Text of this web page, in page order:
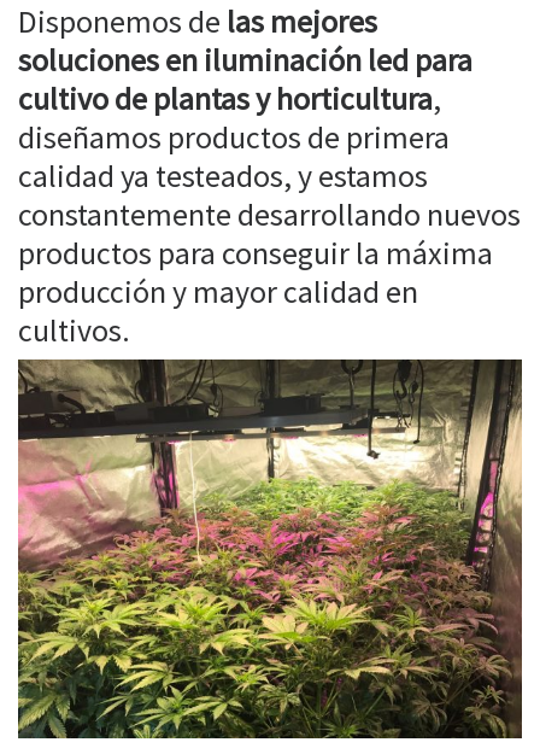
Disponemos de las mejores
soluciones en iluminación led para
cultivo de plantas y horticultura,
diseñamos productos de primera
calidad ya testeados, y estamos
constantemente desarrollando nuevos
productos para conseguir la máxima
producción y mayor calidad en
cultivos.